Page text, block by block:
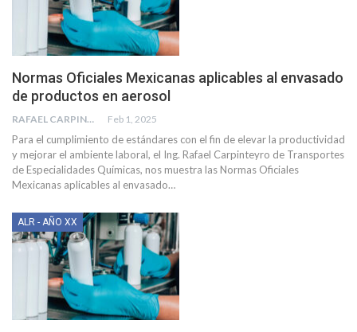
Normas Oficiales Mexicanas aplicables al envasado
de productos en aerosol
RAFAEL CARPINTEYRO Feb 1, 2025
Para el cumplimiento de estándares con el fin de elevar la productividad
y mejorar el ambiente laboral, el Ing. Rafael Carpinteyro de Transportes
de Especialidades Químicas, nos muestra las Normas Oficiales
Mexicanas aplicables al envasado…
ALR - AÑO XX